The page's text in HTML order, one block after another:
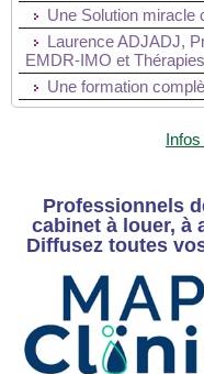
Une Solution miracle
Laurence ADJADJ,
EMDR-IMO et
Une formation
Professionnels
cabinet à louer, à
Diffusez toutes